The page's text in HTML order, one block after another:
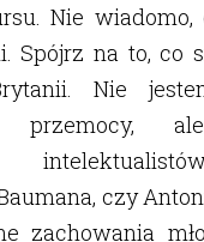
Nie wiadomo,
Spójrz na to, co
Nie
przemocy,
czy
zachowania